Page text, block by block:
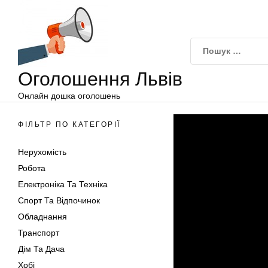
Оголошення Львів
Онлайн дошка оголошень
ФІЛЬТР ПО КАТЕГОРІЇ
Нерухомість
Робота
Електроніка Та Техніка
Спорт Та Відпочинок
Обладнання
Транспорт
Дім Та Дача
Хобі